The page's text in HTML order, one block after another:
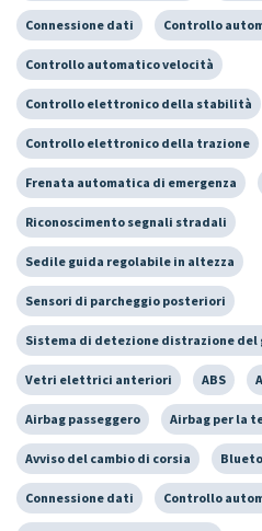
Connessione dati Controllo
Controllo automatico velocità
Controllo elettronico della stabilità
Controllo elettronico della trazione
Frenata automatica di emergenza
Riconoscimento segnali stradali
Sedile guida regolabile in altezza
Sensori di parcheggio posteriori
Sistema di detezione distrazione
Vetri elettrici anteriori ABS
Airbag passeggero Airbag per la
Avviso del cambio di corsia
Connessione dati Controllo